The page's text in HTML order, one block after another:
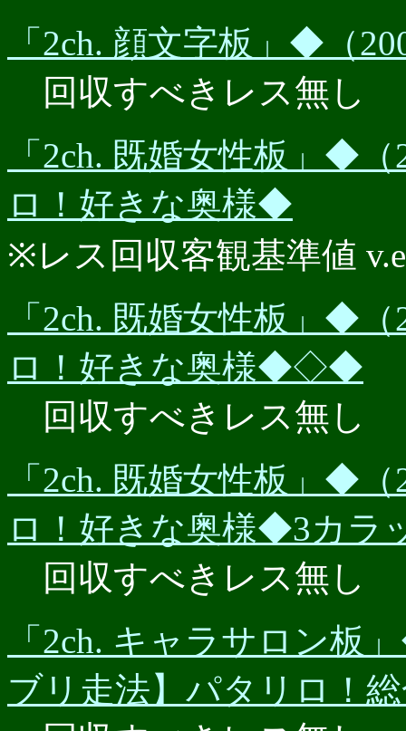
「2ch. 顔文字板」◆（
回収すべきレス無し
「2ch. 既婚女性板」◆
ロ！好きな奥様◆
※レス回収客観基準値
「2ch. 既婚女性板」
ロ！好きな奥様◆◇◆
回収すべきレス無し
「2ch. 既婚女性板」
ロ！好きな奥様◆3カ
回収すべきレス無し
「2ch. キャラサロン
ブリ走法】パタリロ！